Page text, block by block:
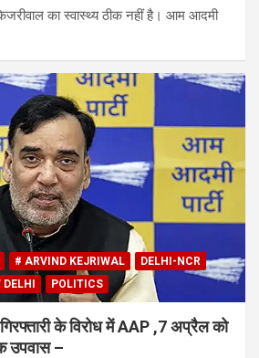
का स्वास्थ्य ठीक नहीं है। आम आदमी
# ARVIND KEJRIWAL
DELHI-NCR
DELHI POLITICS
के विरोध में AAP ,7 अप्रैल को
उपवास –